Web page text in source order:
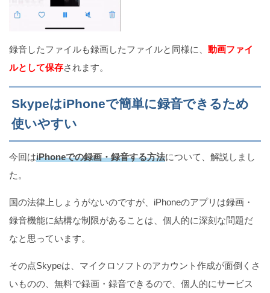
録音したファイルも録画したファイルと同様に、 動画ファイ
ルとして保存されます。
SkypeはiPhoneで簡単に録音できるため
使いやすい
今回はiPhoneでの録画・録音する方法について、解説しまし
た。
国の法律上しょうがないのですが、iPhoneのアプリは録画・
録音機能に結構な制限があることは、個人的に深刻な問題だ
なと思っています。
その点Skypeは、マイクロソフトのアカウント作成が面倒くさ
いものの、無料で録画・録音できるので、個人的にサービス